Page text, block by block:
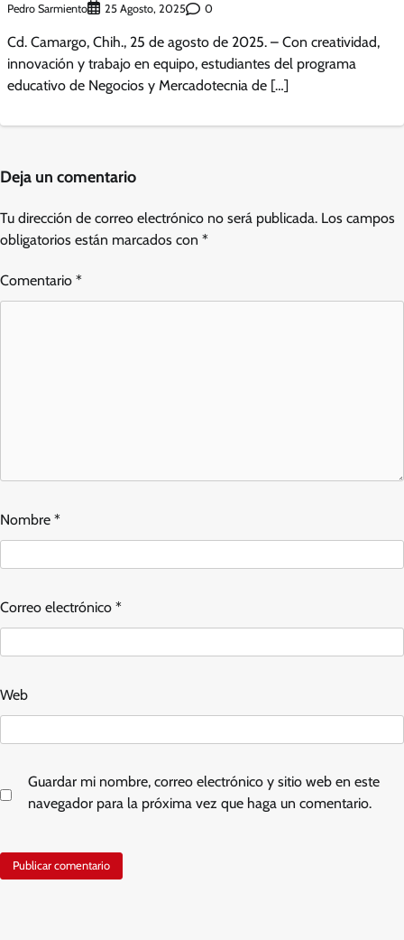
Pedro Sarmiento 25 Agosto, 2025 0
Cd. Camargo, Chih., 25 de agosto de 2025. – Con creatividad,
innovación y trabajo en equipo, estudiantes del programa
educativo de Negocios y Mercadotecnia de […]
Deja un comentario
Tu dirección de correo electrónico no será publicada. Los campos
obligatorios están marcados con *
Comentario *
Nombre *
Correo electrónico *
Web
Guardar mi nombre, correo electrónico y sitio web en este
navegador para la próxima vez que haga un comentario.